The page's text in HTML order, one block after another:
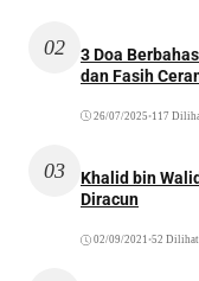
02
3 Doa
dan Fasih
26/07/2025 •117
03
Khalid bin
Diracun
02/09/2021 •52 Dilihat